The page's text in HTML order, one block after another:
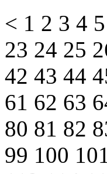
< 1 2 3 4 5
23 24 25
42 43 44
61 62 63
80 81 82
99 100 101